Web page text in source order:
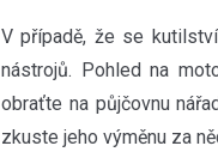
V případě, že se
nástrojů. Pohled na
obraťte na půjčovnu
zkuste jeho výměnu za